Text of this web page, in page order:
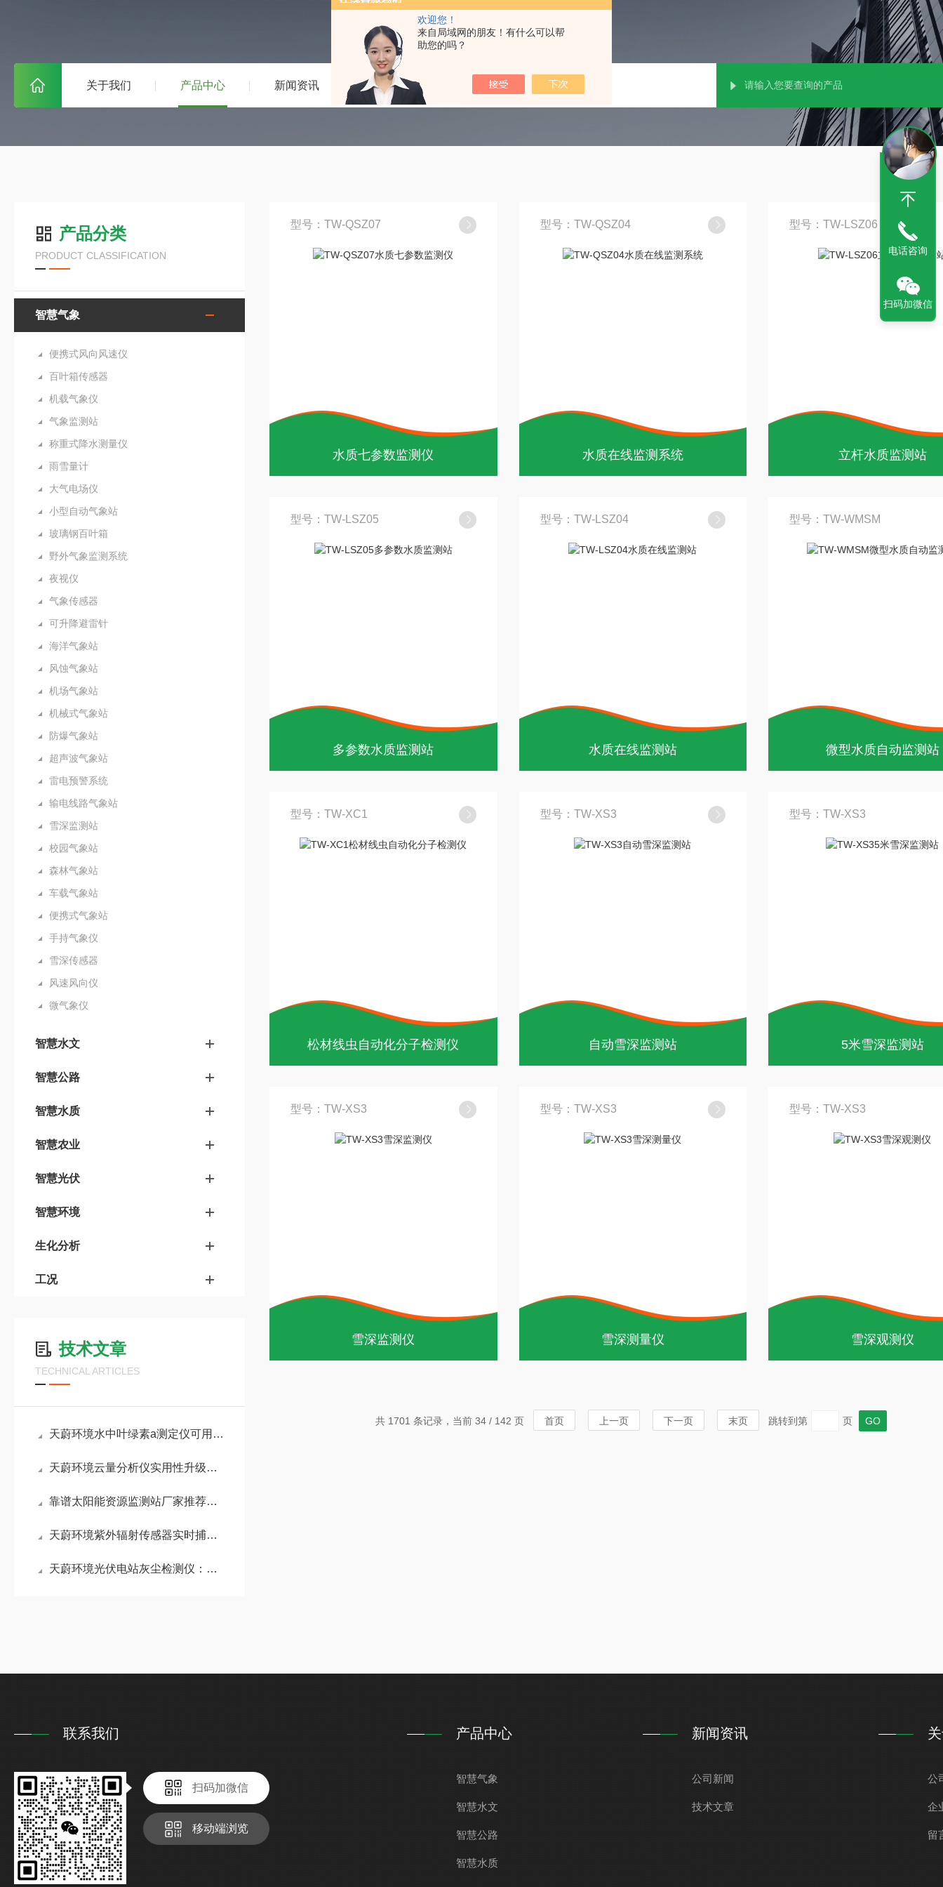
欢迎您！
来自局域网的朋友！有什么可以帮
助您的吗？
关于我们 产品中心 新闻资讯 技术文章 在线留言 联系我们
产品分类
PRODUCT CLASSIFICATION
智慧气象
便携式风向风速仪
百叶箱传感器
机载气象仪
气象监测站
称重式降水测量仪
雨雪量计
大气电场仪
小型自动气象站
玻璃钢百叶箱
野外气象监测系统
夜视仪
气象传感器
可升降避雷针
海洋气象站
风蚀气象站
机场气象站
机械式气象站
防爆气象站
超声波气象站
雷电预警系统
输电线路气象站
雪深监测站
校园气象站
森林气象站
车载气象站
便携式气象站
手持气象仪
雪深传感器
风速风向仪
微气象仪
智慧水文
智慧公路
智慧水质
智慧农业
智慧光伏
智慧环境
生化分析
工况
技术文章
TECHNICAL ARTICLES
天蔚环境水中叶绿素a测定仪可用于：自然河湖、人工水产塘等复杂水环境场景
天蔚环境云量分析仪实用性升级！白昼强光下也能清晰记录完整天空云量数据
靠谱太阳能资源监测站厂家推荐：山东天蔚环境适配性强，业内口碑表现出色
天蔚环境紫外辐射传感器实时捕捉紫外辐射变化，助力农业科学调控光照环境
天蔚环境光伏电站灰尘检测仪：提供积尘覆盖度，辅助电站降低无效清洁成本
型号：TW-QSZ07
水质七参数监测仪
型号：TW-QSZ04
水质在线监测系统
型号：TW-LSZ06
立杆水质监测站
型号：TW-LSZ05
多参数水质监测站
型号：TW-LSZ04
水质在线监测站
型号：TW-WMSM
微型水质自动监测站
型号：TW-XC1
松材线虫自动化分子检测仪
型号：TW-XS3
自动雪深监测站
型号：TW-XS3
5米雪深监测站
型号：TW-XS3
雪深监测仪
型号：TW-XS3
雪深测量仪
型号：TW-XS3
雪深观测仪
共 1701 条记录，当前 34 / 142 页 首页 上一页 下一页 末页 跳转到第 页
联系我们
扫码加微信
移动端浏览
产品中心
智慧气象
智慧水文
智慧公路
智慧水质
新闻资讯
公司新闻
技术文章
公
企
留
电话咨询
扫码加微信